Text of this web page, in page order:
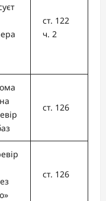
ст. 122
ч. 2
ст. 126
ст. 126